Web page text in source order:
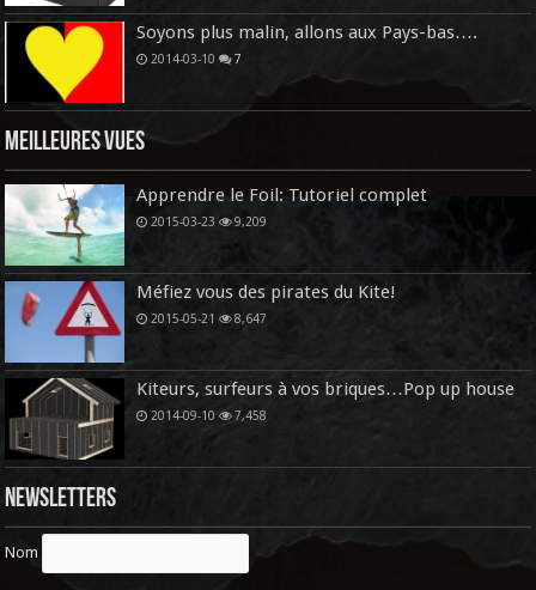
Soyons plus malin, allons aux Pays-bas….
2014-03-10 7
Meilleures vues
Apprendre le Foil: Tutoriel complet
2015-03-23 9,209
Méfiez vous des pirates du Kite!
2015-05-21 8,647
Kiteurs, surfeurs à vos briques…Pop up house
2014-09-10 7,458
Newsletters
Nom